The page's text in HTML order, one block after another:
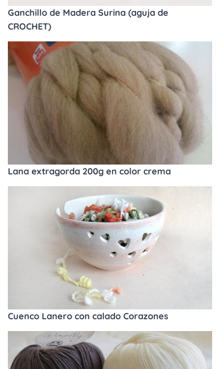
Ganchillo de Madera Surina (aguja de
CROCHET)
Lana extragorda 200g en color crema
Cuenco Lanero con calado Corazones